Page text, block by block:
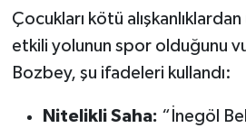
Çocukları kötü
etkili yolunun spor olduğunu
Bozbey, şu ifadeleri kullandı:
Nitelikli Saha: “İnegöl